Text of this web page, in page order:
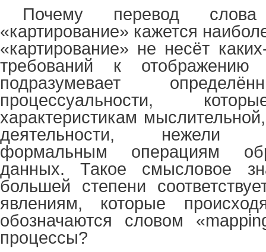
Почему перевод
«картирование» кажется
«картирование» не несёт
требований к
подразумевает
процессуальности,
характеристикам
деятельности, нежели
формальным операциям
данных. Такое смысловое
большей степени
явлениям, которые
обозначаются словом «
процессы?